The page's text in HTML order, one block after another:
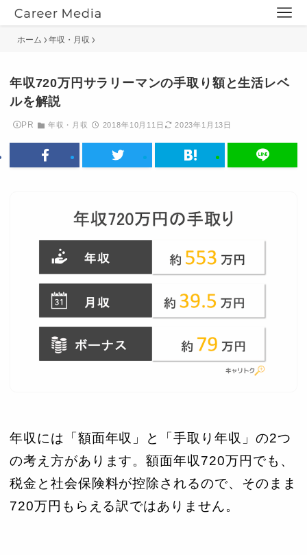
ホーム 年収・月収
年収720万円サラリーマンの手取り額と生活レベ
ルを解説
PR 年収・月収 2018年10月11日 2023年1月13日
年収には「額面年収」と「手取り年収」の2つ
の考え方があります。額面年収720万円でも、
税金と社会保険料が控除されるので、そのまま
720万円もらえる訳ではありません。